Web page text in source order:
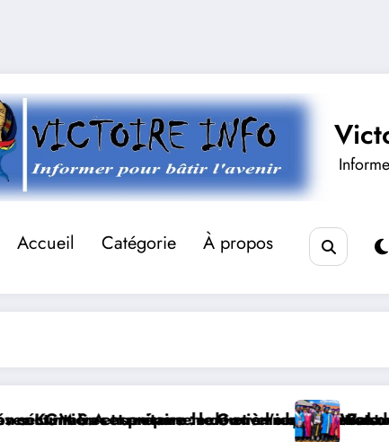
Accueil Catégorie À propos
quinquennat
à l’identification de la population en vue de
Jean Bakomito à Bunia ce vendredi
Watsa : l’Université CEPROMAD